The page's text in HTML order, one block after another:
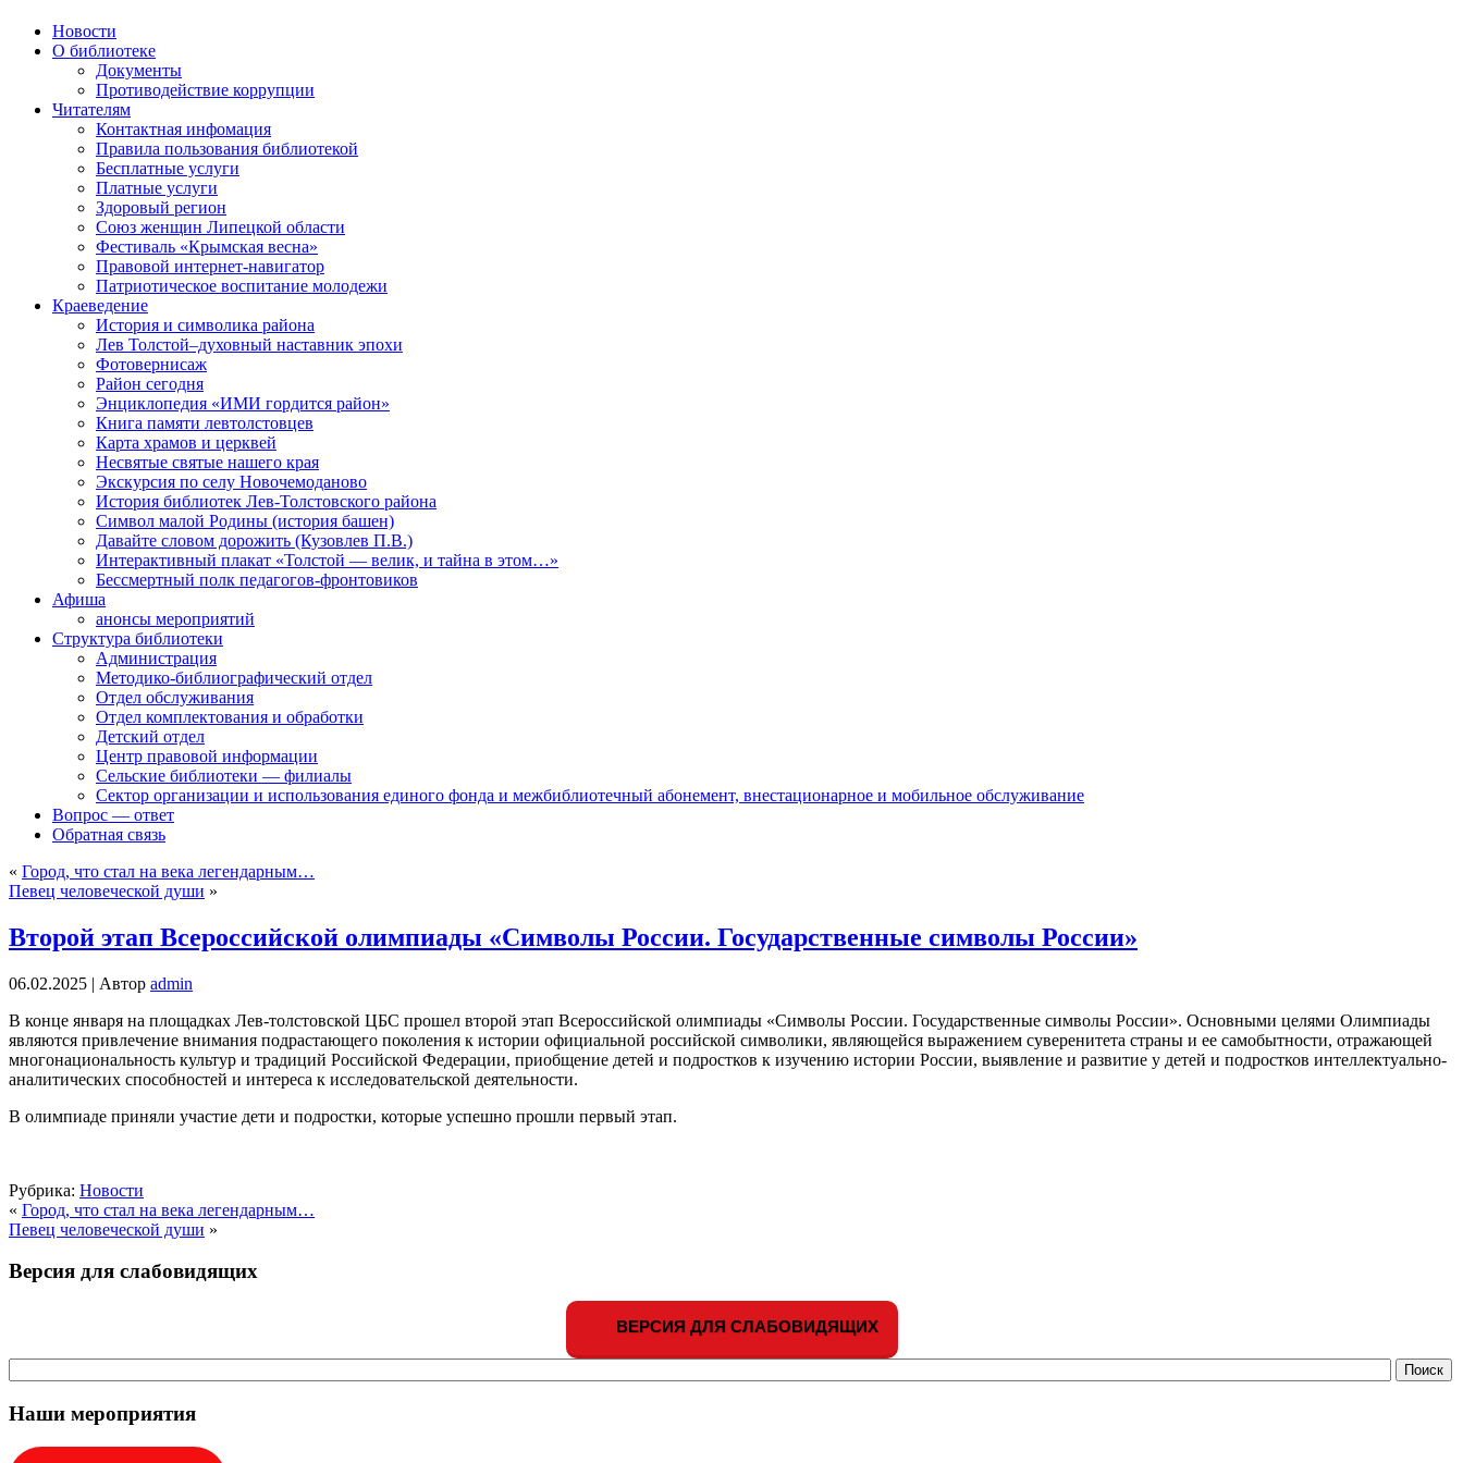
Новости
О библиотеке
Документы
Противодействие коррупции
Читателям
Контактная инфомация
Правила пользования библиотекой
Бесплатные услуги
Платные услуги
Здоровый регион
Союз женщин Липецкой области
Фестиваль «Крымская весна»
Правовой интернет-навигатор
Патриотическое воспитание молодежи
Краеведение
История и символика района
Лев Толстой–духовный наставник эпохи
Фотовернисаж
Район сегодня
Энциклопедия «ИМИ гордится район»
Книга памяти левтолстовцев
Карта храмов и церквей
Несвятые святые нашего края
Экскурсия по селу Новочемоданово
История библиотек Лев-Толстовского района
Символ малой Родины (история башен)
Давайте словом дорожить (Кузовлев П.В.)
Интерактивный плакат «Толстой — велик, и тайна в этом…»
Бессмертный полк педагогов-фронтовиков
Афиша
анонсы мероприятий
Структура библиотеки
Администрация
Методико-библиографический отдел
Отдел обслуживания
Отдел комплектования и обработки
Детский отдел
Центр правовой информации
Сельские библиотеки — филиалы
Сектор организации и использования единого фонда и межбиблиотечный абонемент, внестационарное и мобильное обслуживание
Вопрос — ответ
Обратная связь
« Город, что стал на века легендарным…
Певец человеческой души »
Второй этап Всероссийской олимпиады «Символы России. Государственные символы России»
06.02.2025 | Автор admin
В конце января на площадках Лев-толстовской ЦБС прошел второй этап Всероссийской олимпиады «Символы России. Государственные символы России». Основными целями Олимпиады
являются привлечение внимания подрастающего поколения к истории официальной российской символики, являющейся выражением суверенитета страны и ее самобытности, отражающей
многонациональность культур и традиций Российской Федерации, приобщение детей и подростков к изучению истории России, выявление и развитие у детей и подростков интеллектуально-
аналитических способностей и интереса к исследовательской деятельности.
В олимпиаде приняли участие дети и подростки, которые успешно прошли первый этап.
Рубрика: Новости
« Город, что стал на века легендарным…
Певец человеческой души »
Версия для слабовидящих
ВЕРСИЯ ДЛЯ СЛАБОВИДЯЩИХ
Наши мероприятия